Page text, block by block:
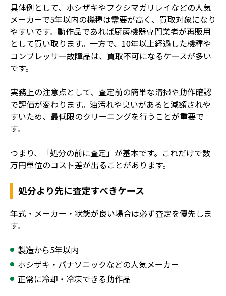
具体例として、ホシザキやフクシマガリレイなどの人気
メーカーで5年以内の機種は需要が高く、買取対象になり
やすいです。動作品であれば厨房機器専門業者が再販用
として買い取ります。一方で、10年以上経過した機種や
コンプレッサー故障品は、買取不可になるケースが多い
です。
実務上の注意点として、査定前の簡単な清掃や動作確認
で評価が変わります。油汚れや臭いがあると減額されや
すいため、最低限のクリーニングを行うことが重要で
す。
つまり、「処分の前に査定」が基本です。これだけで数
万円単位のコスト差が出ることがあります。
処分より先に査定すべきケース
年式・メーカー・状態が良い場合は必ず査定を優先しま
す。
製造から5年以内
ホシザキ・パナソニックなどの人気メーカー
正常に冷却・冷凍できる動作品